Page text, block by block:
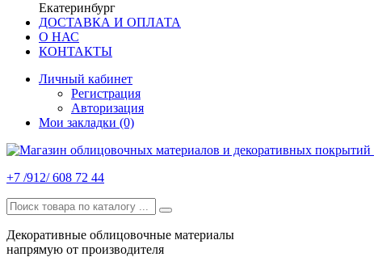
Екатеринбург
ДОСТАВКА И ОПЛАТА
О НАС
КОНТАКТЫ
Личный кабинет
Регистрация
Авторизация
Мои закладки (0)
+7 /912/ 608 72 44
Декоративные облицовочные материалы
напрямую от производителя